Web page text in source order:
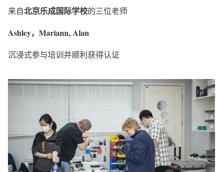
来自北京乐成国际学校的三位老师
Ashley，Mariann, Alan
沉浸式参与培训并顺利获得认证